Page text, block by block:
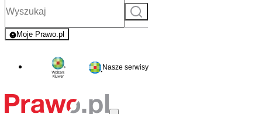
Szukaj
Moje Prawo.pl
- rejestracja i logowanie do serwisu
Nasze serwisy